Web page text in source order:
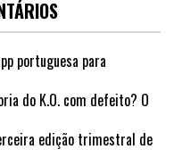
portuguesa para
do K.O. com defeito? O
edição trimestral de